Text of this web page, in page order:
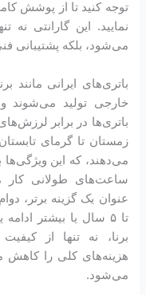
توجه کنید تا از پوشش
نمایید. این گارانتی
می‌شود، بلکه پشتیبانی
باتری‌های ایرانی مانند
خارجی تولید می‌شوند
باتری‌ها در برابر
زمستان تا گرمای
می‌دهند، که این
ساعت‌های طولانی کار
عنوان یک گزینه برتر،
تا ۵ سال یا بیشتر
برنا، نه تنها از
هزینه‌های کلی را کاهش
می‌شود.